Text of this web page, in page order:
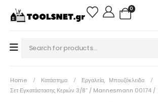
0
Home Κατάστημα Εργαλεία, Μπουζόκλειδα
Σετ Εγκατάστασης Κεριών 3/8“ / Mannesmann 00174 /